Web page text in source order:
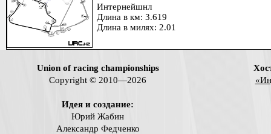
Интернейшнл
Длина в км: 3.619
Длина в милях: 2.01
Union of racing championships
Copyright © 2010—2026
Идея и создание:
Юрий Жабин
Александр Федченко